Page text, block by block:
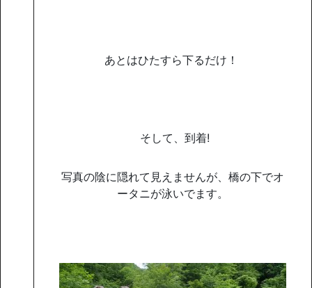
あとはひたすら下るだけ！
そして、到着!
写真の陰に隠れて見えませんが、橋の下でオ
ータニが泳いでます。